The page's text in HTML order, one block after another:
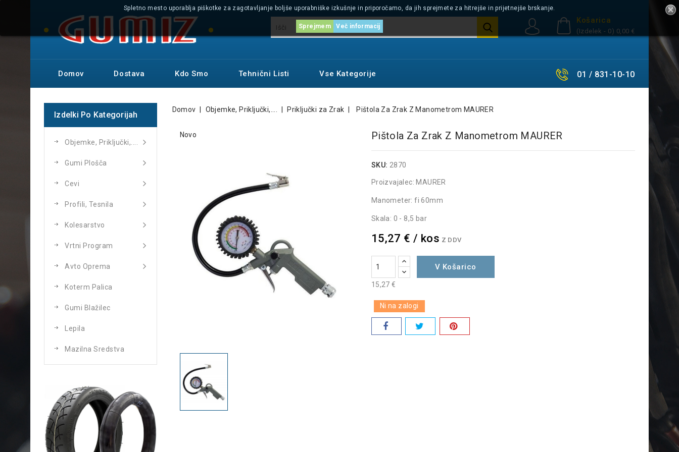
Košarica
(Izdelek - 0) 0,00 €
01 / 831-10-10
Spletno mesto uporablja piškotke za zagotavljanje boljše uporabniške izkušnje in priporočamo, da jih sprejmete za hitrejše in prijetnejše brskanje.
Sprejmem Več informacij
Domov Dostava Kdo Smo Tehnični Listi Vse Kategorije
Izdelki Po Kategorijah
Objemke, Priključki,....
Gumi Plošča
Cevi
Profili, Tesnila
Kolesarstvo
Vrtni Program
Avto Oprema
Koterm Palica
Gumi Blažilec
Lepila
Mazilna Sredstva
Domov Objemke, Priključki,.... Priključki za Zrak Pištola Za Zrak Z Manometrom MAURER
Novo Pištola Za Zrak Z Manometrom MAURER
SKU: 2870
Proizvajalec: MAURER
Manometer: fi 60mm
Skala: 0 - 8,5 bar
15,27 € / kos Z DDV
V Košarico
15,27 €
Ni na zalogi